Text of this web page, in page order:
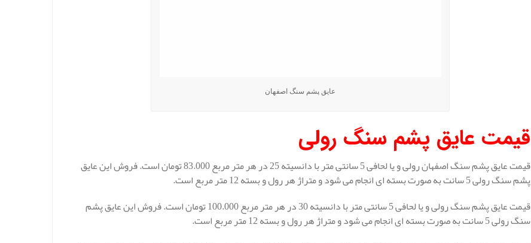
عایق پشم سنگ اصفهان
قیمت عایق پشم سنگ رولی
قیمت عایق پشم سنگ اصفهان رولی و یا لحافی 5 سانتی متر با دانسیته 25 در هر متر مربع 83.000 تومان است. فروش این عایق
پشم سنگ رولی 5 سانت به صورت بسته ای انجام می شود و متراژ هر رول و بسته 12 متر مربع است.
قیمت عایق پشم سنگ رولی و یا لحافی 5 سانتی متر با دانسیته 30 در هر متر مربع 100.000 تومان است. فروش این عایق پشم
سنگ رولی 5 سانت به صورت بسته ای انجام می شود و متراژ هر رول و بسته 12 متر مربع است.